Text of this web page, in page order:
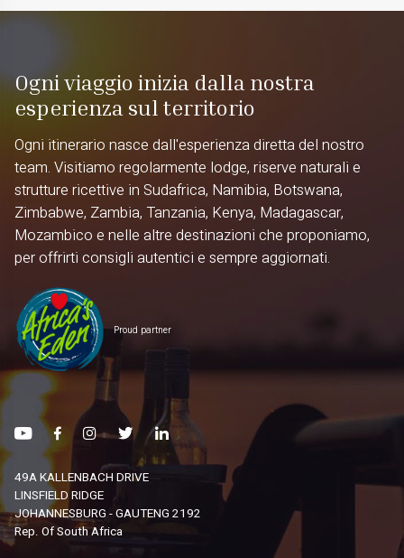
Ogni viaggio inizia dalla nostra
esperienza sul territorio
Ogni itinerario nasce dall'esperienza diretta del nostro
team. Visitiamo regolarmente lodge, riserve naturali e
strutture ricettive in Sudafrica, Namibia, Botswana,
Zimbabwe, Zambia, Tanzania, Kenya, Madagascar,
Mozambico e nelle altre destinazioni che proponiamo,
per offrirti consigli autentici e sempre aggiornati.
Proud partner
49A KALLENBACH DRIVE
LINSFIELD RIDGE
JOHANNESBURG - GAUTENG 2192
Rep. Of South Africa